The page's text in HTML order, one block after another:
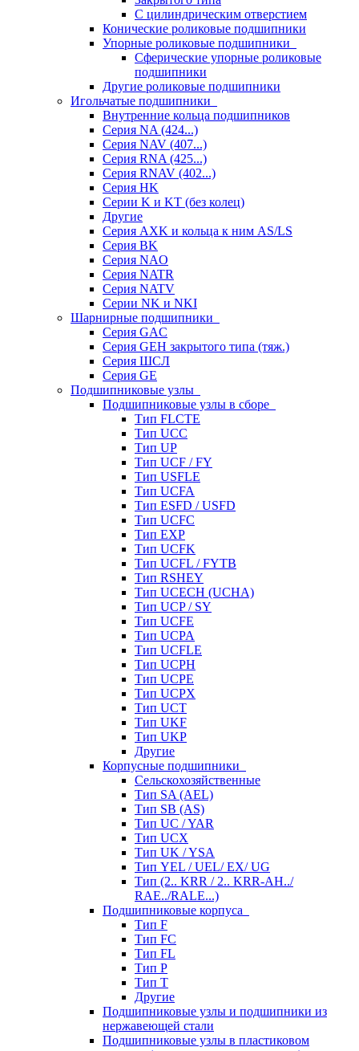
С цилиндрическим отверстием
Конические роликовые подшипники
Упорные роликовые подшипники
Сферические упорные роликовые
подшипники
Другие роликовые подшипники
Игольчатые подшипники
Внутренние кольца подшипников
Серия NA (424...)
Серия NAV (407...)
Серия RNA (425...)
Серия RNAV (402...)
Серия HK
Серии K и KT (без колец)
Другие
Серия AXK и кольца к ним AS/LS
Серия BK
Серия NAO
Серия NATR
Серия NATV
Серии NK и NKI
Шарнирные подшипники
Серия GAC
Серия GEH закрытого типа (тяж.)
Серия ШСЛ
Серия GE
Подшипниковые узлы
Подшипниковые узлы в сборе
Тип FLCTE
Тип UCC
Тип UP
Тип UCF / FY
Тип USFLE
Тип UCFA
Тип ESFD / USFD
Тип UCFC
Тип EXP
Тип UCFK
Тип UCFL / FYTB
Тип RSHEY
Тип UCECH (UCHA)
Тип UCP / SY
Тип UCFE
Тип UCPA
Тип UCFLE
Тип UCPH
Тип UCPE
Тип UCPX
Тип UCT
Тип UKF
Тип UKP
Другие
Корпусные подшипники
Сельскохозяйственные
Тип SA (AEL)
Тип SB (AS)
Тип UC / YAR
Тип UCX
Тип UK / YSA
Тип YEL / UEL/ EX/ UG
Тип (2.. KRR / 2.. KRR-AH../
RAE../RALE...)
Подшипниковые корпуса
Тип F
Тип FC
Тип FL
Тип P
Тип T
Другие
Подшипниковые узлы и подшипники из
нержавеющей стали
Подшипниковые узлы в пластиковом